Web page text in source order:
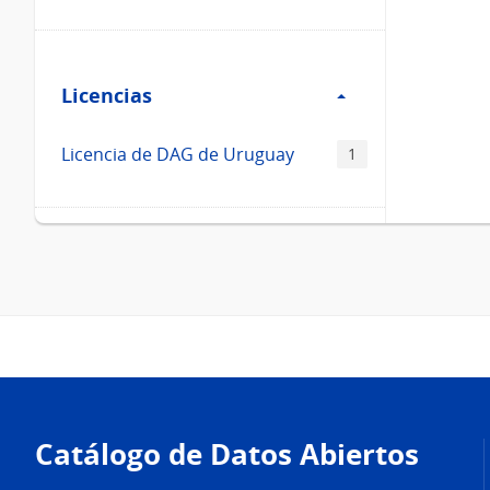
Licencias
Licencias
Licencia de DAG de Uruguay 1
página
Catálogo de Datos Abiertos